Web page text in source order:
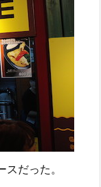
スだった。